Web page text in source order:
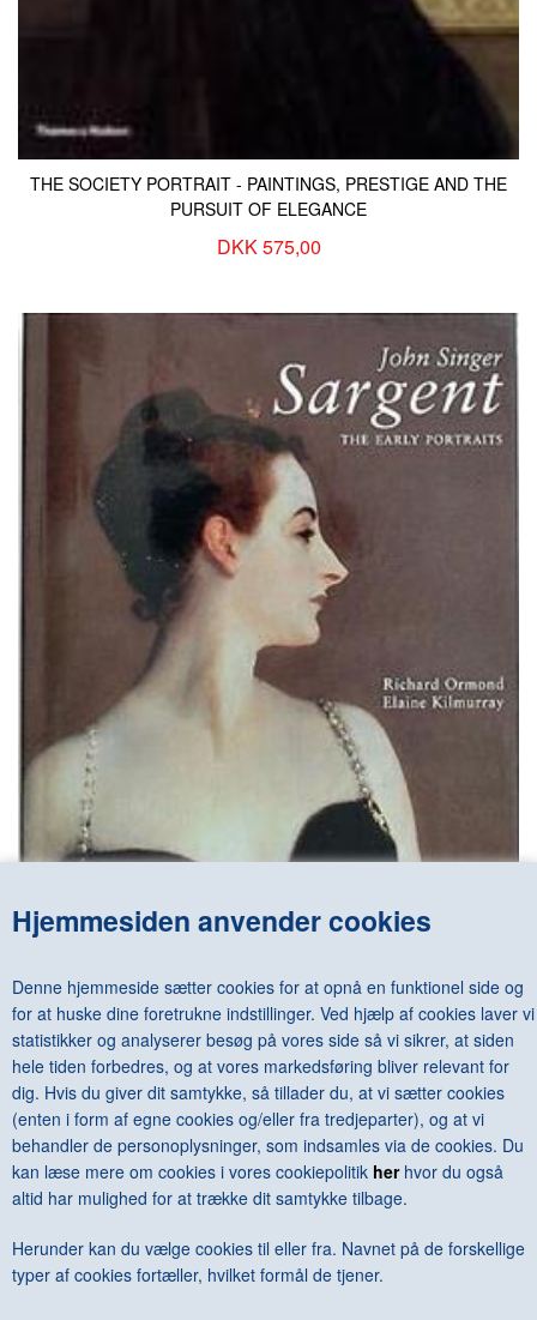
Hjemmesiden anvender cookies
Denne hjemmeside sætter cookies for at opnå en funktionel side og
for at huske dine foretrukne indstillinger. Ved hjælp af cookies laver vi
statistikker og analyserer besøg på vores side så vi sikrer, at siden
hele tiden forbedres, og at vores markedsføring bliver relevant for
dig. Hvis du giver dit samtykke, så tillader du, at vi sætter cookies
(enten i form af egne cookies og/eller fra tredjeparter), og at vi
behandler de personoplysninger, som indsamles via de cookies. Du
kan læse mere om cookies i vores cookiepolitik herhvor du også
altid har mulighed for at trække dit samtykke tilbage.
Herunder kan du vælge cookies til eller fra. Navnet på de forskellige
typer af cookies fortæller, hvilket formål de tjener.
THE SOCIETY PORTRAIT - PAINTINGS, PRESTIGE AND THE
PURSUIT OF ELEGANCE
DKK 575,00
DKK 675,00
<--Forrige Næste-->
Antal varer: 14 Vis uden moms Anbefal Print